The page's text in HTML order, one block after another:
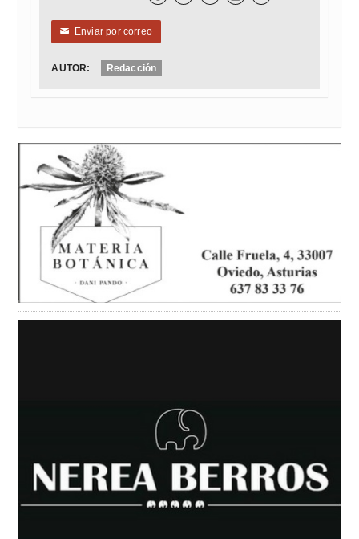
✉ Enviar por correo
AUTOR: Redacción